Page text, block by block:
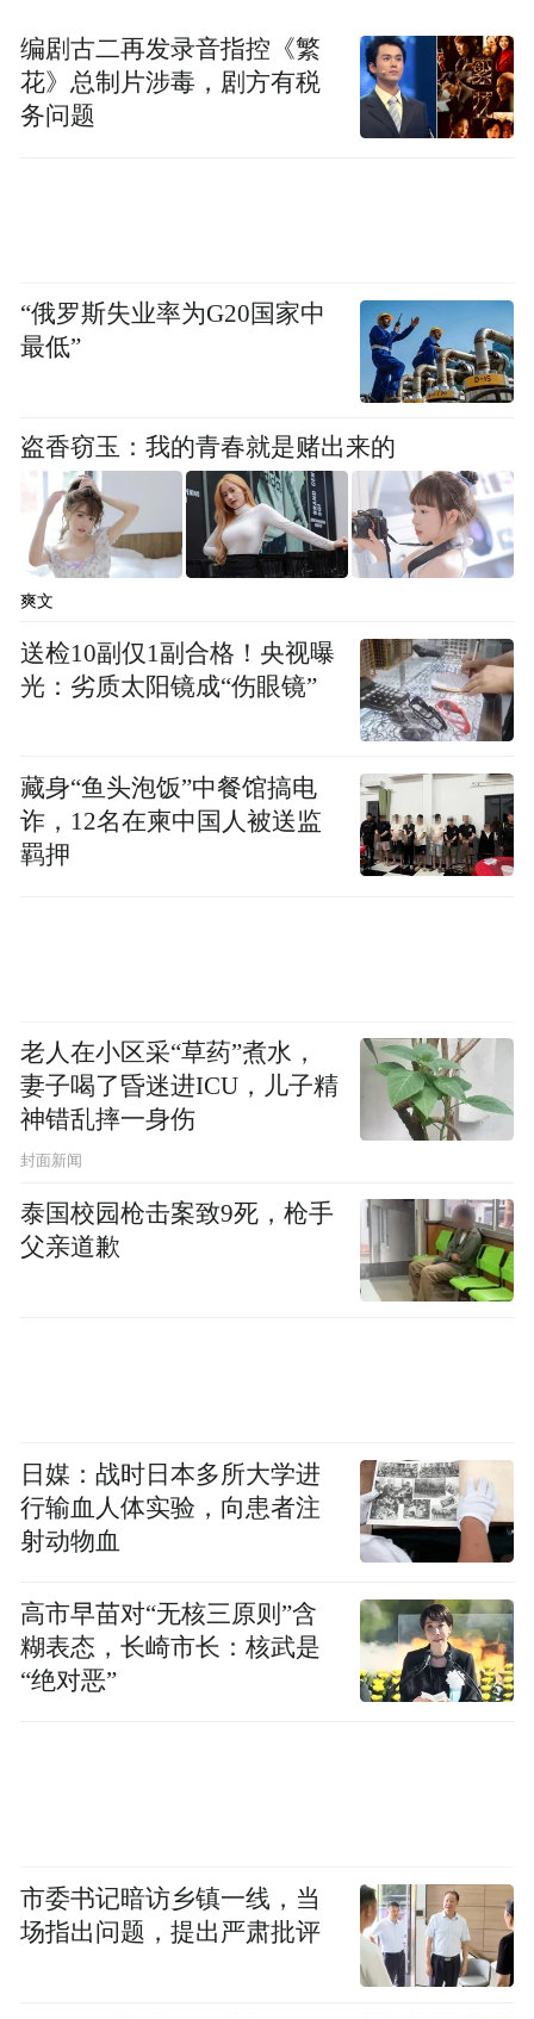
编剧古二再发录音指控《繁
花》总制片涉毒，剧方有税
务问题
“俄罗斯失业率为G20国家中
最低”
盗香窃玉：我的青春就是赌出来的
爽文
送检10副仅1副合格！央视曝
光：劣质太阳镜成“伤眼镜”
藏身“鱼头泡饭”中餐馆搞电
诈，12名在柬中国人被送监
羁押
老人在小区采“草药”煮水，
妻子喝了昏迷进ICU，儿子精
神错乱摔一身伤
封面新闻
泰国校园枪击案致9死，枪手
父亲道歉
日媒：战时日本多所大学进
行输血人体实验，向患者注
射动物血
高市早苗对“无核三原则”含
糊表态，长崎市长：核武是
“绝对恶”
市委书记暗访乡镇一线，当
场指出问题，提出严肃批评